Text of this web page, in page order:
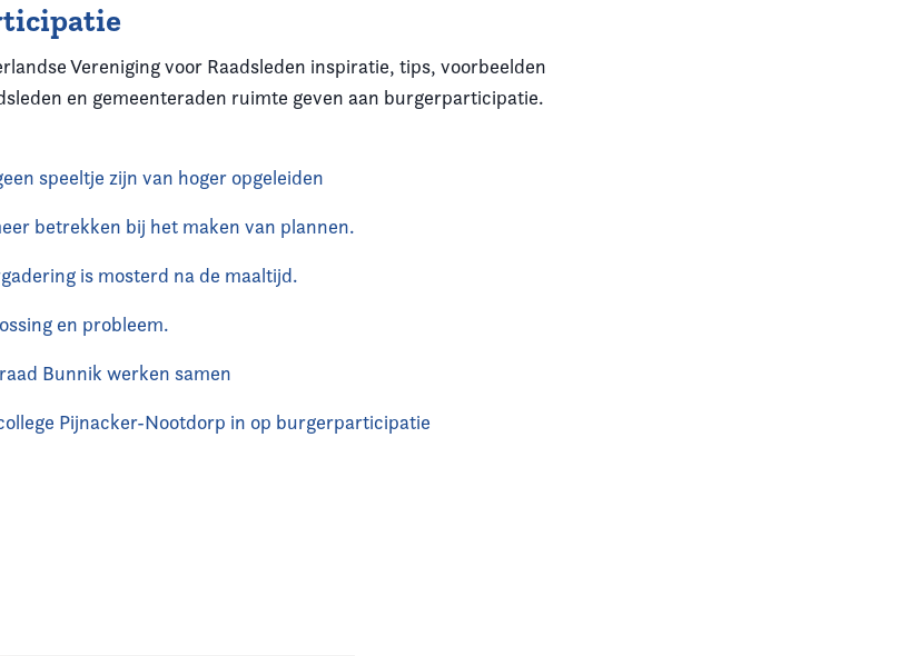
Vereniging voor Raadsleden inspiratie, tips, voorbeelden
en gemeenteraden ruimte geven aan burgerparticipatie.
speeltje zijn van hoger opgeleiden
betrekken bij het maken van plannen.
is mosterd na de maaltijd.
en probleem.
Bunnik werken samen
Pijnacker-Nootdorp in op burgerparticipatie